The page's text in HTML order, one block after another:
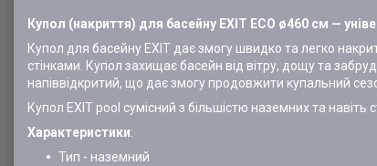
Купол (накриття) для басейну EXIT ECO ø460 см —
Купол для басейну EXIT дає змогу швидко та легко
стінками. Купол захищає басейн від вітру, дощу та
напіввідкритий, що дає змогу продовжити купальний
Купол EXIT pool сумісний з більшістю наземних та навіть
Характеристики:
Тип - наземний